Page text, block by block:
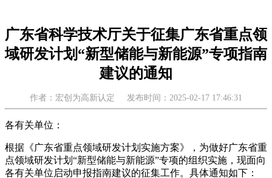
广东省科学技术厅关于征集广东省重点领
域研发计划“新型储能与新能源”专项指南
建议的通知
作者：宏创为高新认定 发布时间：2025-02-17 17:46:31
各有关单位：
根据《广东省重点领域研发计划实施方案》，为做好广东省重
点领域研发计划“新型储能与新能源”专项的组织实施，现面向
各有关单位启动申报指南建议的征集工作。具体通知如下：